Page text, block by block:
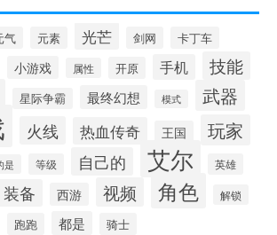
气 元素 光芒 剑网
卡丁车
小游戏 属性 开原 手机
技能
星际争霸 最终幻想 模式 武器
火线 热血传奇 王国 玩家
是 等级 自己的 艾尔 英雄
装备 西游 视频 角色 解锁
跑跑 都是 骑士